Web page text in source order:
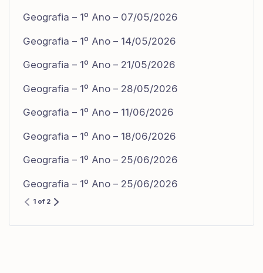
Geografia – 1º Ano – 07/05/2026
Geografia – 1º Ano – 14/05/2026
Geografia – 1º Ano – 21/05/2026
Geografia – 1º Ano – 28/05/2026
Geografia – 1º Ano – 11/06/2026
Geografia – 1º Ano – 18/06/2026
Geografia – 1º Ano – 25/06/2026
Geografia – 1º Ano – 25/06/2026
1 of 2